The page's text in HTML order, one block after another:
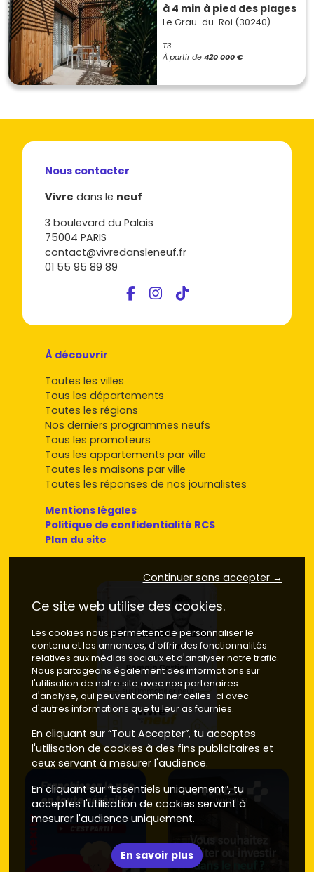
à 4 min à pied des plages
Le Grau-du-Roi (30240)
T3
À partir de420 000 €
Nous contacter
Vivre dans le neuf
3 boulevard du Palais
75004 PARIS
contact@vivredansleneuf.fr
01 55 95 89 89
À découvrir
Toutes les villes
Tous les départements
Toutes les régions
Nos derniers programmes neufs
Tous les promoteurs
Tous les appartements par ville
Toutes les maisons par ville
Toutes les réponses de nos journalistes
Mentions légales
Politique de confidentialité RCS
Plan du site
Continuer sans accepter →
Ce site web utilise des cookies.
Les cookies nous permettent de personnaliser le
contenu et les annonces, d'offrir des fonctionnalités
relatives aux médias sociaux et d'analyser notre trafic.
Nous partageons également des informations sur
l'utilisation de notre site avec nos partenaires
d'analyse, qui peuvent combiner celles-ci avec
d'autres informations que tu leur as fournies.
En cliquant sur “Tout Accepter”, tu acceptes
l'utilisation de cookies à des fins publicitaires et
ceux servant à mesurer l'audience.
En cliquant sur “Essentiels uniquement”, tu
acceptes l'utilisation de cookies servant à
mesurer l'audience uniquement.
En savoir plus